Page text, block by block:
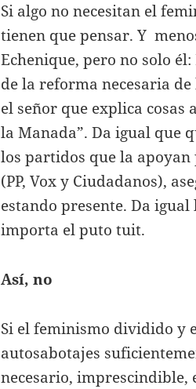
Si algo no necesitan el
tienen que pensar. Y
Echenique, pero no solo
de la reforma necesaria
el señor que explica cosas
la Manada”. Da igual que
los partidos que la
(PP, Vox y Ciudadanos),
estando presente. Da
importa el puto tuit.
Así, no
Si el feminismo dividido y
autosabotajes
necesario, imprescindible,